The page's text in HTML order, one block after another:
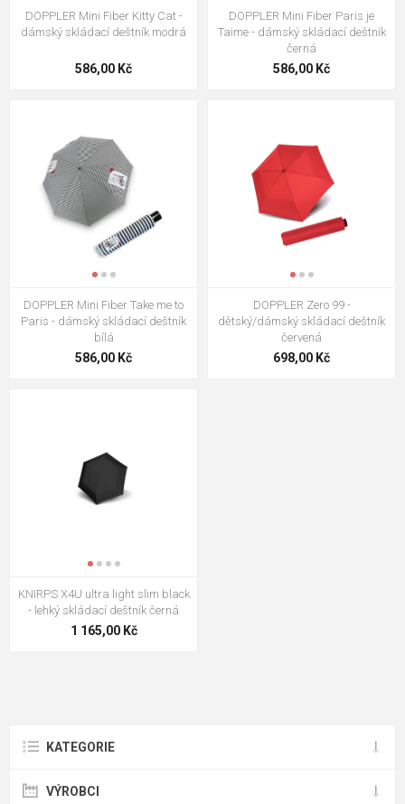
DOPPLER Mini Fiber Kitty Cat -
dámský skládací deštník modrá
586,00 Kč
DOPPLER Mini Fiber Paris je
Taime - dámský skládací deštník
černá
586,00 Kč
DOPPLER Mini Fiber Take me to
Paris - dámský skládací deštník
bílá
586,00 Kč
DOPPLER Zero 99 -
dětský/dámský skládací deštník
červená
698,00 Kč
KNIRPS X4U ultra light slim black
- lehký skládací deštník černá
1 165,00 Kč
KATEGORIE
VÝROBCI